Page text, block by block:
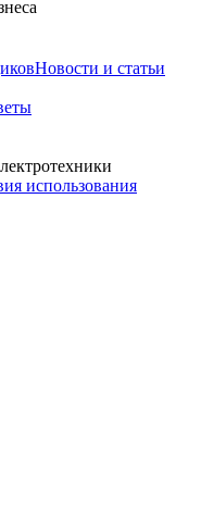
Новости и статьи
использования